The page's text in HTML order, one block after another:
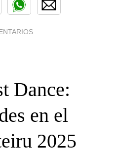
Dance:
en el
2025